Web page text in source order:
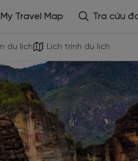
My Travel Map Tra cứu
du lịch Lịch trình du lịch